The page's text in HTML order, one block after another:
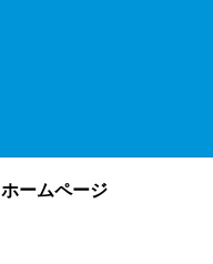
ホームページ